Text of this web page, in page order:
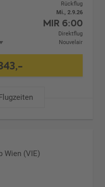
Rückflug
Mi., 2.9.26
MIR 6:00
Direktflug
Nouvelair
Wien (VIE)